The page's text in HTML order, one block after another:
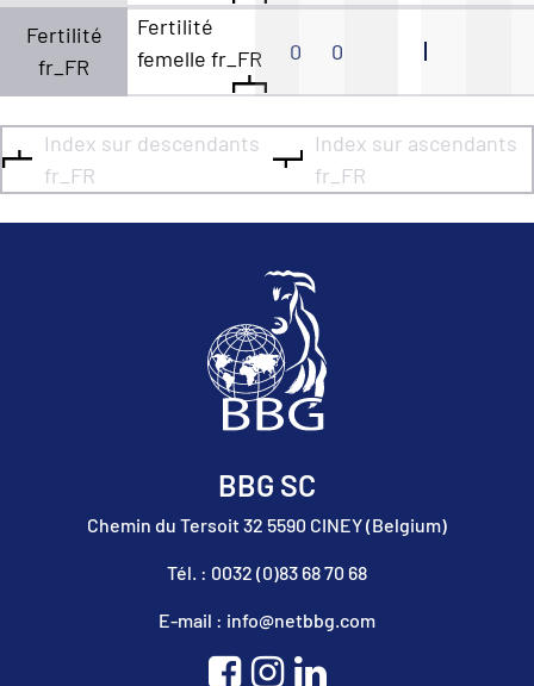
Fertilité
fr_FR
Fertilité
femelle fr_FR
0 0
Index sur descendants
fr_FR
Index sur ascendants
fr_FR
BBG SC
Chemin du Tersoit 32 5590 CINEY (Belgium)
Tél. : 0032 (0)83 68 70 68
E-mail : info@netbbg.com